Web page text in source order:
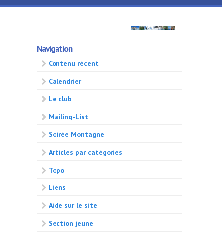
Aller au contenu principal
GMA
500
Navigation
Contenu récent
Calendrier
Le club
Mailing-List
Soirée Montagne
Articles par catégories
Topo
Liens
Aide sur le site
Section jeune